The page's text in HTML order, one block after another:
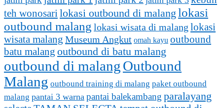
teh wonosarilokasi outbound di malang lokasi
outbound malang lokasi wisata di malang lokasi
wisata malang Museum Angkut omah kayu outbound
batu malang outbound di batu malang
outbound di malangOutbound
Malang outbound training di malang paket outbound
malang pantai 3 warna pantai balekambang paralayang